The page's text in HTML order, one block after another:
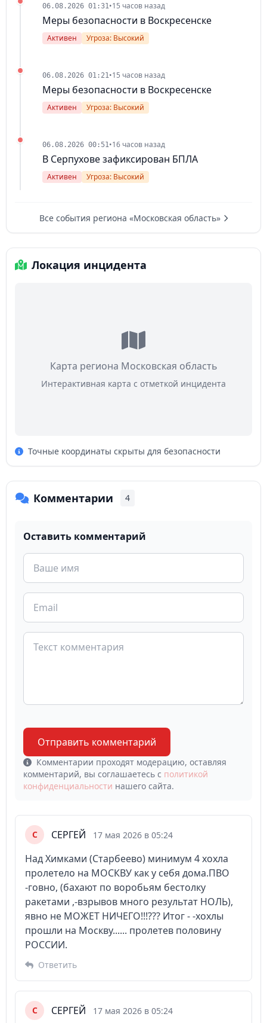
06.08.2026 01:31•15 часов назад
Меры безопасности в Воскресенске
Активен Угроза: Высокий
06.08.2026 01:21•15 часов назад
Меры безопасности в Воскресенске
Активен Угроза: Высокий
06.08.2026 00:51•16 часов назад
В Серпухове зафиксирован БПЛА
Активен Угроза: Высокий
Все события региона «Московская область»
Локация инцидента
Карта региона Московская область
Интерактивная карта с отметкой инцидента
Точные координаты скрыты для безопасности
Комментарии 4
Оставить комментарий
Отправить комментарий
Комментарии проходят модерацию, оставляя
комментарий, вы соглашаетесь с политикой
конфиденциальности нашего сайта.
С СЕРГЕЙ 17 мая 2026 в 05:24
Над Химками (Старбеево) минимум 4 хохла
пролетело на МОСКВУ как у себя дома.ПВО
-говно, (бахают по воробьям бестолку
ракетами ,-взрывов много результат НОЛЬ),
явно не МОЖЕТ НИЧЕГО!!!??? Итог - -хохлы
прошли на Москву...... пролетев половину
РОССИИ.
Ответить
С СЕРГЕЙ 17 мая 2026 в 05:24